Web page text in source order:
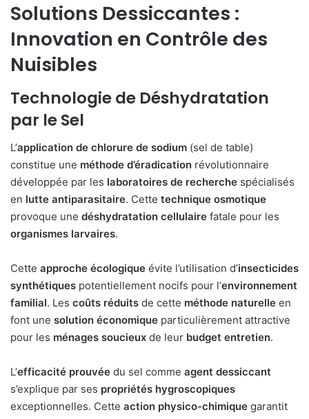
Solutions Dessiccantes :
Innovation en Contrôle des
Nuisibles
Technologie de Déshydratation
par le Sel
L’application de chlorure de sodium (sel de table)
constitue une méthode d’éradication révolutionnaire
développée par les laboratoires de recherche spécialisés
en lutte antiparasitaire. Cette technique osmotique
provoque une déshydratation cellulaire fatale pour les
organismes larvaires.
Cette approche écologique évite l’utilisation d’insecticides
synthétiques potentiellement nocifs pour l’environnement
familial. Les coûts réduits de cette méthode naturelle en
font une solution économique particulièrement attractive
pour les ménages soucieux de leur budget entretien.
L’efficacité prouvée du sel comme agent dessiccant
s’explique par ses propriétés hygroscopiques
exceptionnelles. Cette action physico-chimique garantit